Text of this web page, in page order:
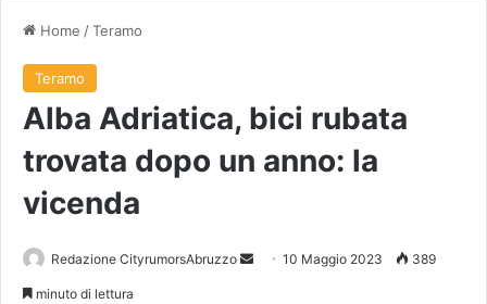
Home /Teramo
Teramo
Alba Adriatica, bici rubata
trovata dopo un anno: la
vicenda
Redazione CityrumorsAbruzzo 10 Maggio 2023 389
minuto di lettura